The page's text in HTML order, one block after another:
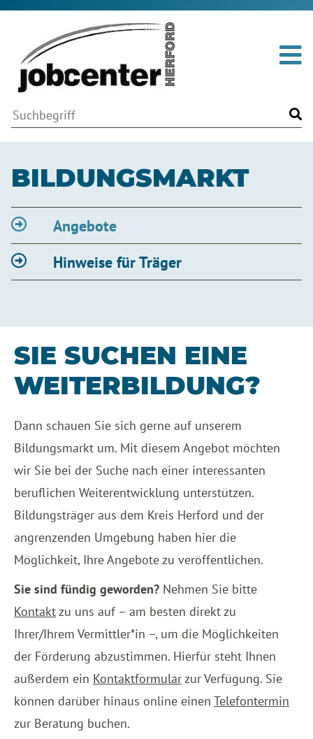
Volltextsuche
Suchwort
BILDUNGSMARKT
Angebote
Hinweise für Träger
SIE SUCHEN EINE
WEITERBILDUNG?
Dann schauen Sie sich gerne auf unserem
Bildungsmarkt um. Mit diesem Angebot möchten
wir Sie bei der Suche nach einer interessanten
beruflichen Weiterentwicklung unterstützen.
Bildungsträger aus dem Kreis Herford und der
angrenzenden Umgebung haben hier die
Möglichkeit, Ihre Angebote zu veröffentlichen.
Sie sind fündig geworden? Nehmen Sie bitte
Kontaktzu uns auf – am besten direkt zu
Ihrer/Ihrem Vermittler*in –, um die Möglichkeiten
der Förderung abzustimmen. Hierfür steht Ihnen
außerdem ein Kontaktformularzur Verfügung. Sie
können darüber hinaus online einen Telefontermin
zur Beratung buchen.